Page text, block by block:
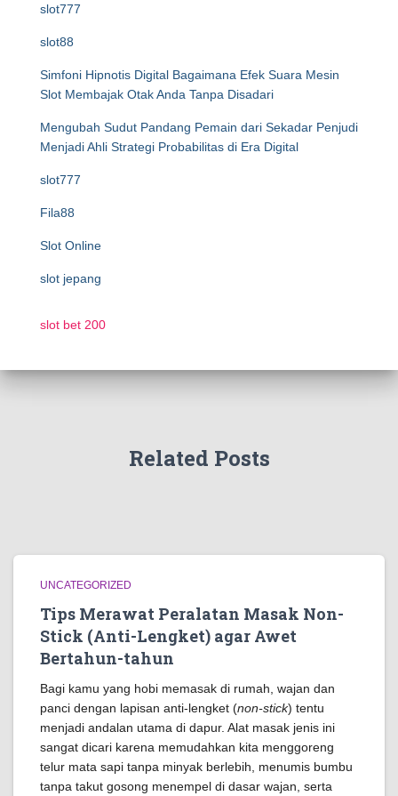
slot777
slot88
Simfoni Hipnotis Digital Bagaimana Efek Suara Mesin
Slot Membajak Otak Anda Tanpa Disadari
Mengubah Sudut Pandang Pemain dari Sekadar Penjudi
Menjadi Ahli Strategi Probabilitas di Era Digital
slot777
Fila88
Slot Online
slot jepang
slot bet 200
Related Posts
UNCATEGORIZED
Tips Merawat Peralatan Masak Non-
Stick (Anti-Lengket) agar Awet
Bertahun-tahun
Bagi kamu yang hobi memasak di rumah, wajan dan
panci dengan lapisan anti-lengket (non-stick) tentu
menjadi andalan utama di dapur. Alat masak jenis ini
sangat dicari karena memudahkan kita menggoreng
telur mata sapi tanpa minyak berlebih, menumis bumbu
tanpa takut gosong menempel di dasar wajan, serta